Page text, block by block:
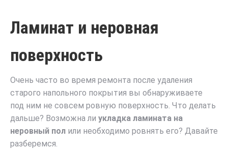
Ламинат и неровная
поверхность
Очень часто во время ремонта после удаления
старого напольного покрытия вы обнаруживаете
под ним не совсем ровную поверхность. Что делать
дальше? Возможна ли укладка ламината на
неровный пол или необходимо ровнять его? Давайте
разберемся.